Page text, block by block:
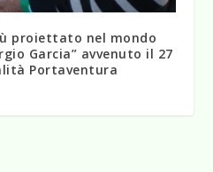
proiettato nel mondo
Garcia” avvenuto il 27
Portaventura